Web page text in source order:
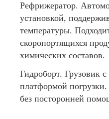
Рефрижератор.
установкой,
температуры.
скоропортящихся
химических составов.
Гидроборт. Грузовик
платформой погрузки.
без посторонней